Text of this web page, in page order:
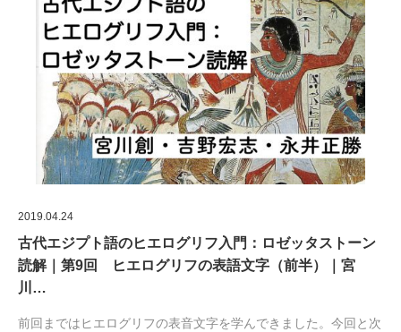
2019.04.24
古代エジプト語のヒエログリフ入門：ロゼッタストーン
読解｜第9回 ヒエログリフの表語文字（前半）｜宮
川…
前回まではヒエログリフの表音文字を学んできました。今回と次